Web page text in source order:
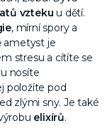
vzteku u dětí.
, mírní spory a
ametyst je
stresu a cítíte se
nosíte
položíte pod
zlými sny. Je také
elixírů.